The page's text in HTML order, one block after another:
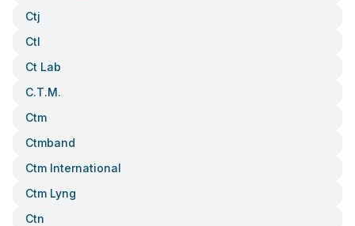
Ctj
Ctl
Ct Lab
C.t.m.
Ctm
Ctmband
Ctm International
Ctm Lyng
Ctn